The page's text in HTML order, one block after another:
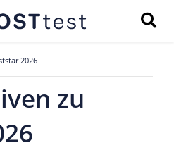
2026
zu